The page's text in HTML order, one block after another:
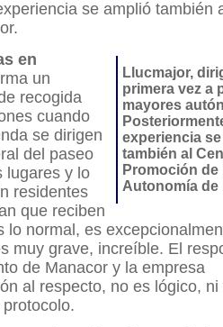
se amplió también
Llucmajor,
primera vez a
mayores
experiencia
también al
Promoción de
Autonomía de
en
un
recogida
cuando
se dirigen
del paseo
lugares y lo
residentes
que reciben
normal, es
muy grave, increíble. El
de Manacor y la empresa
al respecto, no es lógico, ni